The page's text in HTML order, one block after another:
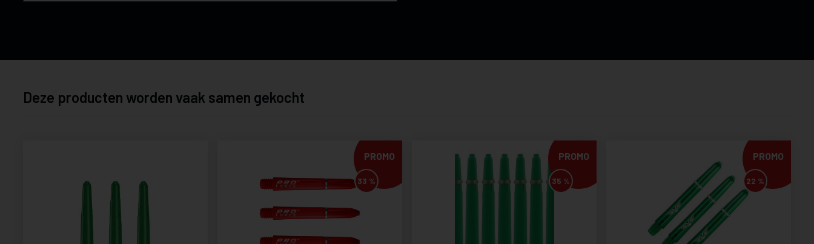
Deze producten worden vaak samen gekocht
PROMO
33 %
PROMO
35 %
PROMO
22 %